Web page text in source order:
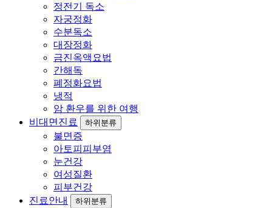
정전기 독소
자궁정화
수분독소
대장정화
금진옥액요법
간해독
폐정화요법
냉적
암 환우를 위한 여행
비대면진료
하위분류
불면증
아토피피부염
눈건강
여성질환
피부건강
진료안내
하위분류